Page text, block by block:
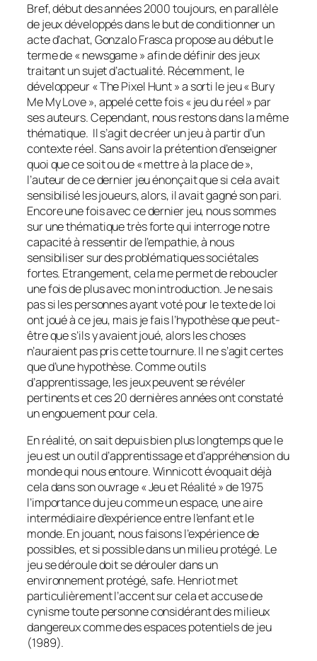
Bref, début des années 2000 toujours, en parallèle
de jeux développés dans le but de conditionner un
acte d’achat, Gonzalo Frasca propose au début le
terme de «newsgame» afin de définir des jeux
traitant un sujet d’actualité. Récemment, le
développeur « The Pixel Hunt » a sorti le jeu « Bury
Me My Love », appelé cette fois « jeu du réel » par
ses auteurs. Cependant, nous restons dans la même
thématique. Il s’agit de créer un jeu à partir d’un
contexte réel. Sans avoir la prétention d’enseigner
quoi que ce soit ou de « mettre à la place de »,
l’auteur de ce dernier jeu énonçait que si cela avait
sensibilisé les joueurs, alors, il avait gagné son pari.
Encore une fois avec ce dernier jeu, nous sommes
sur une thématique très forte qui interroge notre
capacité à ressentir de l’empathie, à nous
sensibiliser sur des problématiques sociétales
fortes. Etrangement, cela me permet de reboucler
une fois de plus avec mon introduction. Je ne sais
pas si les personnes ayant voté pour le texte de loi
ont joué à ce jeu, mais je fais l’hypothèse que peut-
être que s’ils y avaient joué, alors les choses
n’auraient pas pris cette tournure. Il ne s’agit certes
que d’une hypothèse. Comme outils
d’apprentissage, les jeux peuvent se révéler
pertinents et ces 20 dernières années ont constaté
un engouement pour cela.
En réalité, on sait depuis bien plus longtemps que le
jeu est un outil d’apprentissage et d’appréhension du
monde qui nous entoure. Winnicott évoquait déjà
cela dans son ouvrage « Jeu et Réalité » de 1975
l’importance du jeu comme un espace, une aire
intermédiaire d’expérience entre l’enfant et le
monde. En jouant, nous faisons l’expérience de
possibles, et si possible dans un milieu protégé. Le
jeu se déroule doit se dérouler dans un
environnement protégé, safe. Henriot met
particulièrement l’accent sur cela et accuse de
cynisme toute personne considérant des milieux
dangereux comme des espaces potentiels de jeu
(1989).